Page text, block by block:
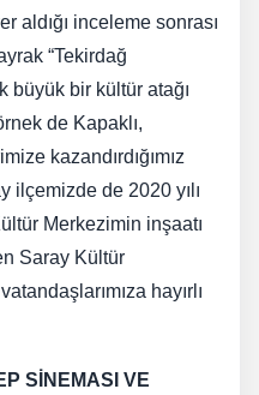
aldığı inceleme sonrası
“Tekirdağ
büyük bir kültür atağı
de Kapaklı,
kazandırdığımız
ilçemizde de 2020 yılı
Merkezimin inşaatı
Saray Kültür
hayırlı
SİNEMASI VE